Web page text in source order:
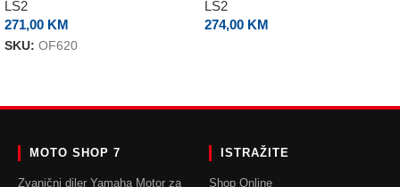
LS2
271,00 KM
SKU: OF620
LS2
274,00 KM
MOTO SHOP 7
Zvanični diler Yamaha Motor za
ISTRAŽITE
Shop Online